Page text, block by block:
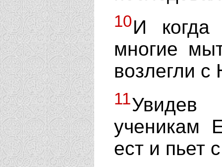
10И
многие
возлегли
11
ученикам
ест и пьет